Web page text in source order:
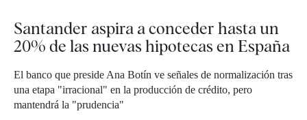
Santander aspira a conceder hasta un
20% de las nuevas hipotecas en España
El banco que preside Ana Botín ve señales de normalización tras
una etapa "irracional" en la producción de crédito, pero
mantendrá la "prudencia"